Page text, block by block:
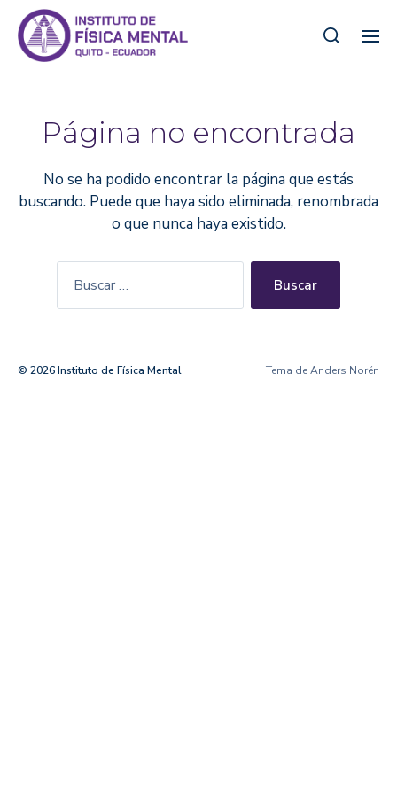
Página no encontrada
No se ha podido encontrar la página que estás
buscando. Puede que haya sido eliminada, renombrada
o que nunca haya existido.
© 2026Instituto de Física Mental Tema deAnders Norén